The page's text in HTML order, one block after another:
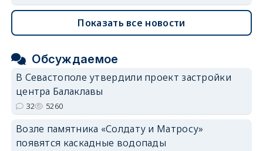
Показать все новости
Обсуждаемое
В Севастополе утвердили проект застройки
центра Балаклавы
32 5260
Возле памятника «Солдату и Матросу»
появятся каскадные водопады